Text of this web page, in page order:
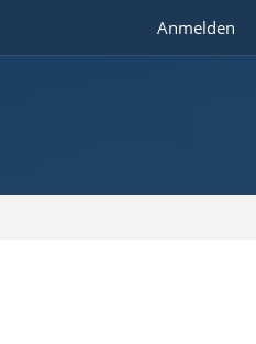
Anmelden